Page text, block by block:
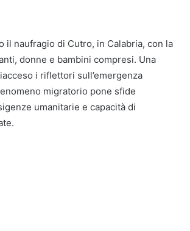
il naufragio di Cutro, in Calabria, con la
donne e bambini compresi. Una
i riflettori sull’emergenza
migratorio pone sfide
umanitarie e capacità di